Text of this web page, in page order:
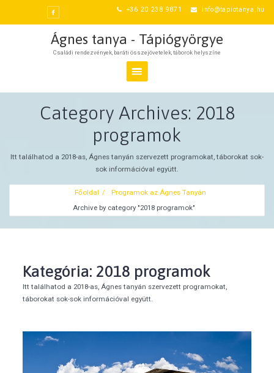
+36 20 238 9871 info@tapiotanya.hu
Ágnes tanya - Tápiógyörgye
Családi rendezvények, baráti összejövetelek, táborok helyszíne
Category Archives: 2018
programok
Itt találhatod a 2018-as, Ágnes tanyán szervezett programokat, táborokat sok-
sok információval együtt.
Főoldal
Programok az Ágnes Tanyán
Archive by category "2018 programok"
Kategória: 2018 programok
Itt találhatod a 2018-as, Ágnes tanyán szervezett programokat,
táborokat sok-sok információval együtt.